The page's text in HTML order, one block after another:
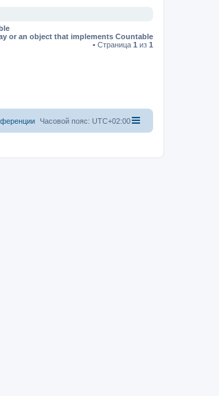
or an object that implements Countable
• Страница 1 из 1
Часовой пояс: UTC+02:00